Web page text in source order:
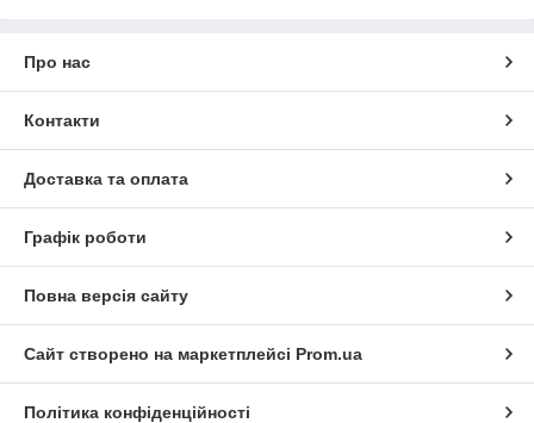
Про нас
Контакти
Доставка та оплата
Графік роботи
Повна версія сайту
Сайт створено на маркетплейсі Prom.ua
Політика конфіденційності